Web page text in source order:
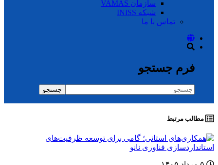
سازمان VAMAS
شبکه INISS
تماس با ما
فرم جستجو
جستجو
مطالب مرتبط